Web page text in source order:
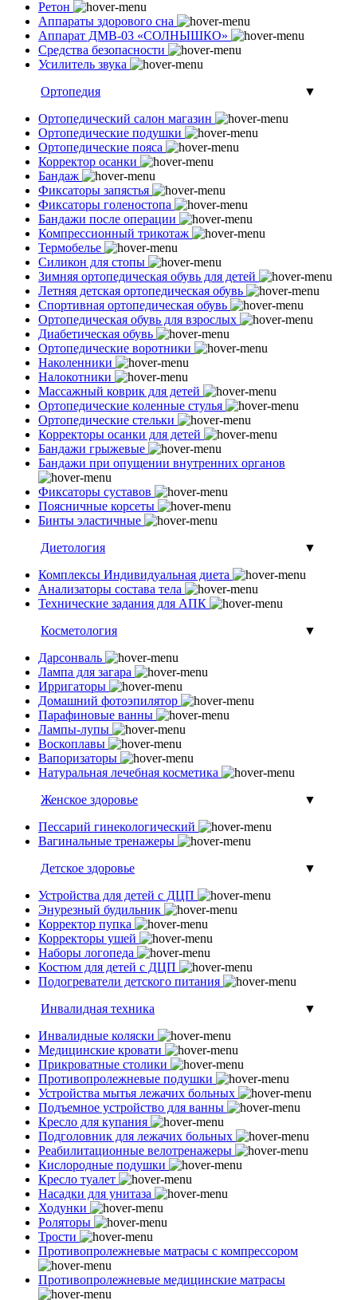
Ретон
Аппараты здорового сна
Аппарат ДМВ-03 «СОЛНЫШКО»
Средства безопасности
Усилитель звука
Ортопедия
▼
Ортопедический салон магазин
Ортопедические подушки
Ортопедические пояса
Корректор осанки
Бандаж
Фиксаторы запястья
Фиксаторы голеностопа
Бандажи после операции
Компрессионный трикотаж
Термобелье
Силикон для стопы
Зимняя ортопедическая обувь для детей
Летняя детская ортопедическая обувь
Спортивная ортопедическая обувь
Ортопедическая обувь для взрослых
Диабетическая обувь
Ортопедические воротники
Наколенники
Налокотники
Массажный коврик для детей
Ортопедические коленные стулья
Ортопедические стельки
Корректоры осанки для детей
Бандажи грыжевые
Бандажи при опущении внутренних органов
Фиксаторы суставов
Поясничные корсеты
Бинты эластичные
Диетология
▼
Комплексы Индивидуальная диета
Анализаторы состава тела
Технические задания для АПК
Косметология
▼
Дарсонваль
Лампа для загара
Ирригаторы
Домашний фотоэпилятор
Парафиновые ванны
Лампы-лупы
Воскоплавы
Вапоризаторы
Натуральная лечебная косметика
Женское здоровье
▼
Пессарий гинекологический
Вагинальные тренажеры
Детское здоровье
▼
Устройства для детей с ДЦП
Энурезный будильник
Корректор пупка
Корректоры ушей
Наборы логопеда
Костюм для детей с ДЦП
Подогреватели детского питания
Инвалидная техника
▼
Инвалидные коляски
Медицинские кровати
Прикроватные столики
Противопролежневые подушки
Устройства мытья лежачих больных
Подъемное устройство для ванны
Кресло для купания
Подголовник для лежачих больных
Реабилитационные велотренажеры
Кислородные подушки
Кресло туалет
Насадки для унитаза
Ходунки
Роляторы
Трости
Противопролежневые матрасы с компрессором
Противопролежневые медицинские матрасы